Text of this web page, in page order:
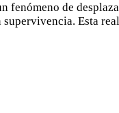
fenómeno de
Esta